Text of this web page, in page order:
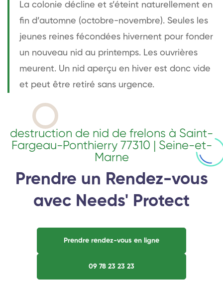
La colonie décline et s’éteint naturellement en
fin d’automne (octobre-novembre). Seules les
jeunes reines fécondées hivernent pour fonder
un nouveau nid au printemps. Les ouvrières
meurent. Un nid aperçu en hiver est donc vide
et peut être retiré sans urgence.
destruction de nid de frelons à Saint-
Fargeau-Ponthierry 77310 | Seine-et-
Marne
Prendre un Rendez-vous
avec Needs' Protect
Prendre rendez-vous en ligne
09 78 23 23 23